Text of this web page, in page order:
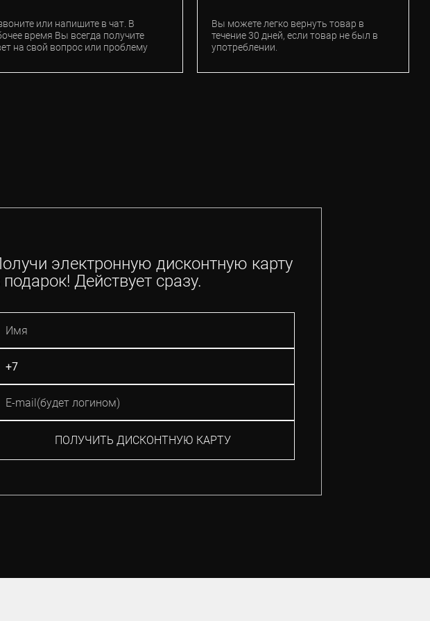
или напишите в чат. В
время Вы всегда получите
на свой вопрос или проблему
Вы можете легко вернуть товар в
течение 30 дней, если товар не был в
употреблении.
электронную дисконтную карту
подарок! Действует сразу.
ПОЛУЧИТЬ ДИСКОНТНУЮ КАРТУ